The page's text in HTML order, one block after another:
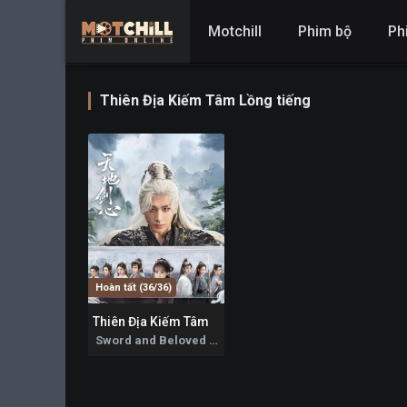
Motchill Phim bộ
Thiên Địa Kiếm Tâm Lồng tiếng
Hoàn tất (36/36)
6.5
Thiên Địa Kiếm Tâm
Sword and Beloved 2025